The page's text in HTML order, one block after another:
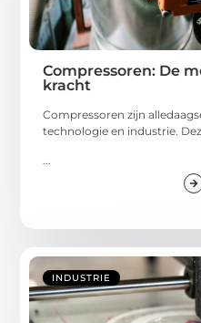
Compressoren: De
kracht
Compressoren zijn
technologie en industrie.
INDUSTRIE